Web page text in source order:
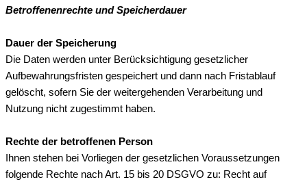
Betroffenenrechte und Speicherdauer
Dauer der Speicherung
Die Daten werden unter Berücksichtigung gesetzlicher
Aufbewahrungsfristen gespeichert und dann nach Fristablauf
gelöscht, sofern Sie der weitergehenden Verarbeitung und
Nutzung nicht zugestimmt haben.
Rechte der betroffenen Person
Ihnen stehen bei Vorliegen der gesetzlichen Voraussetzungen
folgende Rechte nach Art. 15 bis 20 DSGVO zu: Recht auf